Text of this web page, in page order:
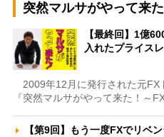
突然マルサがやって来た
【最終回】1億
入れたプライス
2009年12月に発行された元FX
『突然マルサがやって来た！～
【第9回】もう一度FXでリベ